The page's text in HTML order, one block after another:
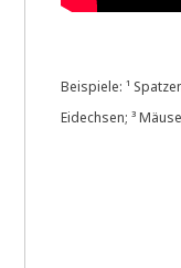
Bei­spie­le: ¹
Eidech­sen; ³